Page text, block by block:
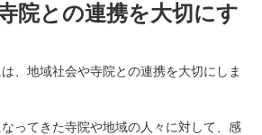
院との連携を大切にす
、地域社会や寺院との連携を大切にしま
ってきた寺院や地域の人々に対して、感